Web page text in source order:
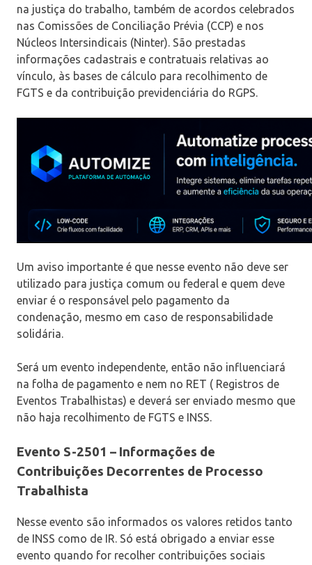
na justiça do trabalho, também de acordos celebrados
nas Comissões de Conciliação Prévia (CCP) e nos
Núcleos Intersindicais (Ninter). São prestadas
informações cadastrais e contratuais relativas ao
vínculo, às bases de cálculo para recolhimento de
FGTS e da contribuição previdenciária do RGPS.
Um aviso importante é que nesse evento não deve ser
utilizado para justiça comum ou federal e quem deve
enviar é o responsável pelo pagamento da
condenação, mesmo em caso de responsabilidade
solidária.
Será um evento independente, então não influenciará
na folha de pagamento e nem no RET ( Registros de
Eventos Trabalhistas) e deverá ser enviado mesmo que
não haja recolhimento de FGTS e INSS.
Evento S-2501 – Informações de
Contribuições Decorrentes de Processo
Trabalhista
Nesse evento são informados os valores retidos tanto
de INSS como de IR. Só está obrigado a enviar esse
evento quando for recolher contribuições sociais